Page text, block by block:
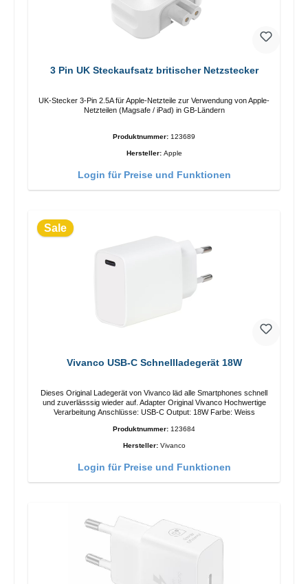
3 Pin UK Steckaufsatz britischer Netzstecker
UK-Stecker 3-Pin 2.5A für Apple-Netzteile zur Verwendung von Apple-
Netzteilen (Magsafe / iPad) in GB-Ländern
Produktnummer: 123689
Hersteller: Apple
Login für Preise und Funktionen
Sale
Vivanco USB-C Schnellladegerät 18W
Dieses Original Ladegerät von Vivanco läd alle Smartphones schnell
und zuverlässsig wieder auf. Adapter Original Vivanco Hochwertige
Verarbeitung Anschlüsse: USB-C Output: 18W Farbe: Weiss
Produktnummer: 123684
Hersteller: Vivanco
Login für Preise und Funktionen